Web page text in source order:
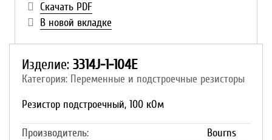
Скачать PDF
В новой вкладке
Изделие: 3314J-1-104E
Категория: Переменные и подстроечные резисторы
Резистор подстроечный, 100 кОм
Производитель:
Bourns